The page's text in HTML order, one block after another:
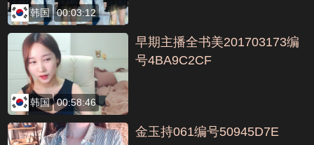
韩国 00:03:12
韩国 00:58:46
早期主播全书美201703173编
号4BA9C2CF
金玉持061编号50945D7E